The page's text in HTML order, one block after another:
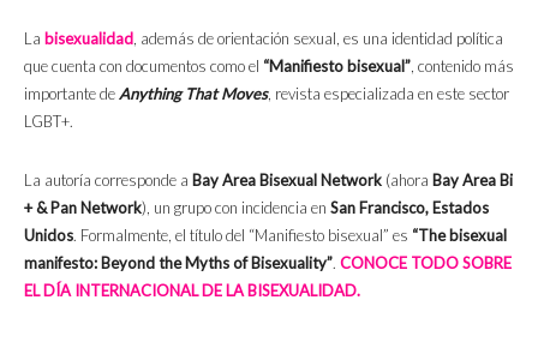
La bisexualidad, además de orientación sexual, es una identidad política
que cuenta con documentos como el “Manifiesto bisexual”, contenido más
importante deAnything That Moves, revista especializada en este sector
LGBT+.
La autoría corresponde a Bay Area Bisexual Network (ahora Bay Area Bi
+ & Pan Network), un grupo con incidencia en San Francisco, Estados
Unidos. Formalmente, el título del “Manifiesto bisexual” es “The bisexual
manifesto: Beyond the Myths of Bisexuality”. CONOCE TODO SOBRE
EL DÍA INTERNACIONAL DE LA BISEXUALIDAD.